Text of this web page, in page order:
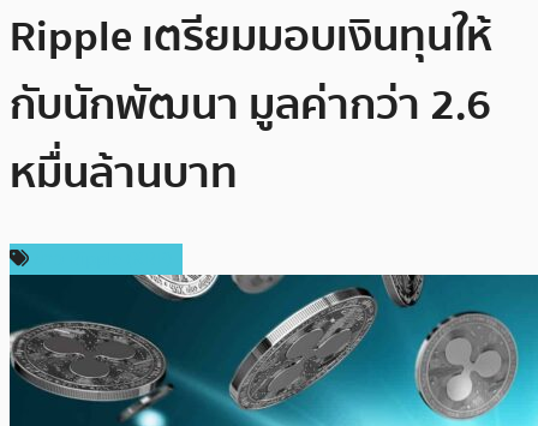
Ripple เตรียมมอบเงินทุนให้
กับนักพัฒนา มูลค่ากว่า 2.6
หมื่นล้านบาท